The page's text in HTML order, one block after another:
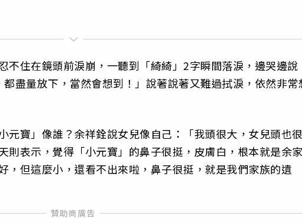
不住在鏡頭前淚崩，一聽到「綺綺」2字瞬間落淚，邊哭邊說
都盡量放下，當然會想到！」說著說著又難過拭淚，依然非常
元寶」像誰？余祥銓說女兒像自己：「我頭很大，女兒頭也
則表示，覺得「小元寶」的鼻子很挺，皮膚白，根本就是余
，但這麼小，還看不出來啦，鼻子很挺，就是我們家族的遺